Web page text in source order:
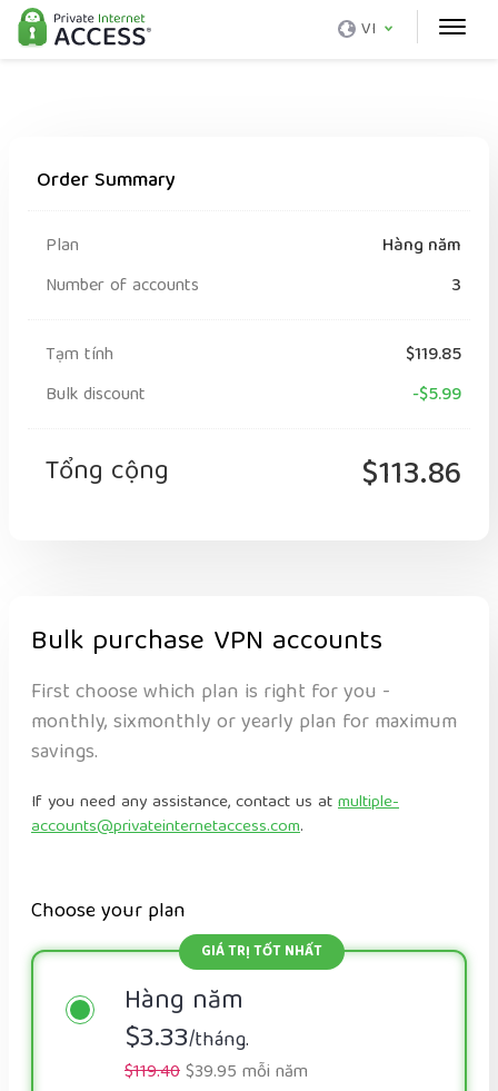
VI
Order Summary
Plan
Hàng năm
Number of accounts
3
Tạm tính
$119.85
Bulk discount
-$5.99
Tổng cộng $113.86
Bulk purchase VPN accounts
First choose which plan is right for you -
monthly, sixmonthly or yearly plan for maximum
savings.
If you need any assistance, contact us atmultiple-
accounts@privateinternetaccess.com.
Choose your plan
Hàng năm
$3.33/tháng.
$119.40$39.95 mỗi năm